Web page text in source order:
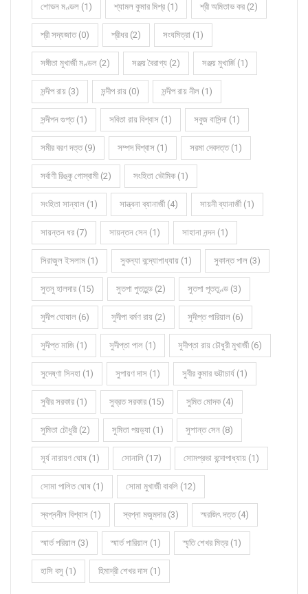
শোভন মণ্ডল (1) শ্যামল কুমার মিশ্র (1) শ্রী অমিতাভ কর (2)
শ্রী সদ্যজাত (0) শ্রীধর (2) সংঘমিত্রা (1)
সঙ্গীতা মুখার্জী মণ্ডল (2) সঞ্জয় বৈরাগ্য (2) সঞ্জয় মুখার্জি (1)
সন্দীপ রায় (3) সন্দীপ রায় (0) সন্দীপ রায় নীল (1)
সন্দীপন গুপ্ত (1) সবিতা রায় বিশ্বাস (1) সবুজ বাসিন্দা (1)
সমীর বরণ দত্ত (9) সম্পদ বিশ্বাস (1) সরমা দেবদত্ত (1)
সর্বাণী রিঙ্কু গোস্বামী (2) সংহিতা ভৌমিক (1)
সংহিতা সান্যাল (1) সান্ত্বনা ব্যানার্জী (4) সায়নী ব্যানার্জী (1)
সায়ন্তন ধর (7) সায়ন্তন সেন (1) সাহানা নন্দন (1)
সিরাজুল ইসলাম (1) সুকন্যা বন্দ্যোপাধ্যায় (1) সুকান্ত পাল (3)
সুতনু হালদার (15) সুতপা পুততুন্ড (2) সুতপা পূততুণ্ড (3)
সুদীপ ঘোষাল (6) সুদীপা বর্মণ রায় (2) সুদীপ্ত পারিয়াল (6)
সুদীপ্ত মাজি (1) সুদীপ্তা পাল (1) সুদীপ্তা রায় চৌধুরী মুখার্জী (6)
সুদেষ্ণা সিনহা (1) সুপায়ণ দাস (1) সুবীর কুমার ভট্টাচার্য (1)
সুবীর সরকার (1) সুব্রত সরকার (15) সুমিত মোদক (4)
সুমিতা চৌধুরী (2) সুমিতা পয়ড়্যা (1) সুশান্ত সেন (8)
সূর্য নারায়ণ ঘোষ (1) সোনালি (17) সোমপ্রভা বন্দোপাধ্যায় (1)
সোমা পালিত ঘোষ (1) সোমা মুখার্জী বাবলি (12)
স্বপ্ননীল বিশ্বাস (1) স্বপ্না মজুমদার (3) স্মরজিৎ দত্ত (4)
স্মার্ত পরিয়াল (3) স্মার্ত পারিয়াল (1) স্মৃতি শেখর মিত্র (1)
হাসি বসু (1) হিমাদ্রী শেখর দাস (1)